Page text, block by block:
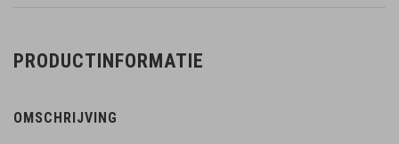
PRODUCTINFORMATIE
OMSCHRIJVING